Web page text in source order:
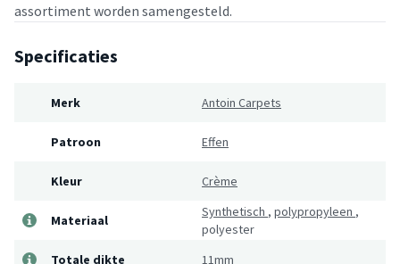
assortiment worden samengesteld.
Specificaties
Merk Antoin Carpets
Patroon Effen
Kleur Crème
Materiaal
Synthetisch , polypropyleen ,
polyester
Totale dikte
11mm